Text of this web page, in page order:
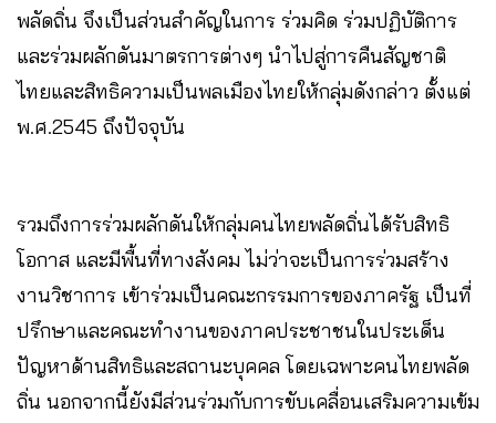
พลัดถิ่น จึงเป็นส่วนสำคัญในการ ร่วมคิด ร่วมปฏิบัติการ
และร่วมผลักดันมาตรการต่างๆ นำไปสู่การคืนสัญชาติ
ไทยและสิทธิความเป็นพลเมืองไทยให้กลุ่มดังกล่าว ตั้งแต่
พ.ศ.2545 ถึงปัจจุบัน
รวมถึงการร่วมผลักดันให้กลุ่มคนไทยพลัดถิ่นได้รับสิทธิ
โอกาส และมีพื้นที่ทางสังคม ไม่ว่าจะเป็นการร่วมสร้าง
งานวิชาการ เข้าร่วมเป็นคณะกรรมการของภาครัฐ เป็นที่
ปรึกษาและคณะทำงานของภาคประชาชนในประเด็น
ปัญหาด้านสิทธิและสถานะบุคคล โดยเฉพาะคนไทยพลัด
ถิ่น นอกจากนี้ยังมีส่วนร่วมกับการขับเคลื่อนเสริมความเข้ม